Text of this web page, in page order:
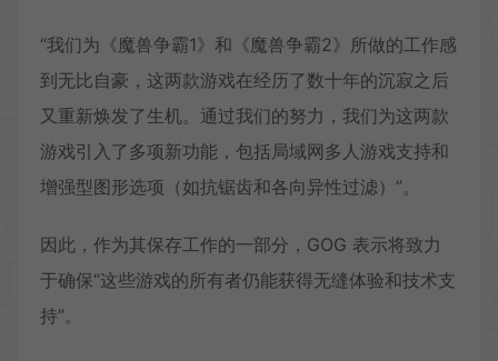
“我们为《魔兽争霸1》和《魔兽争霸2》所做的工作感
到无比自豪，这两款游戏在经历了数十年的沉寂之后
又重新焕发了生机。通过我们的努力，我们为这两款
游戏引入了多项新功能，包括局域网多人游戏支持和
增强型图形选项（如抗锯齿和各向异性过滤）”。
因此，作为其保存工作的一部分，GOG 表示将致力
于确保“这些游戏的所有者仍能获得无缝体验和技术支
持”。